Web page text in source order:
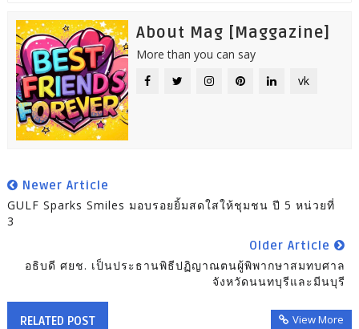
About Mag [Maggazine]
More than you can say
vk
Newer Article
GULF Sparks Smiles มอบรอยยิ้มสดใสให้ชุมชน ปี 5 หน่วยที่
3
Older Article
อธิบดี ศยช. เป็นประธานพิธีปฏิญาณตนผู้พิพากษาสมทบศาล
จังหวัดนนทบุรีและมีนบุรี
RELATED POST View More